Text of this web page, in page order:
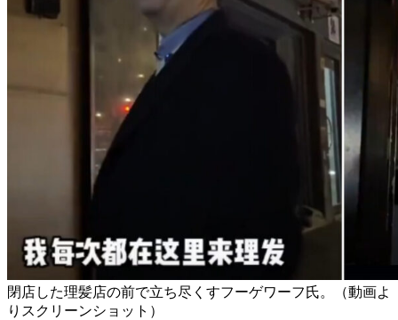
閉店した理髪店の前で立ち尽くすフーゲワーフ氏。（動画よ
りスクリーンショット）